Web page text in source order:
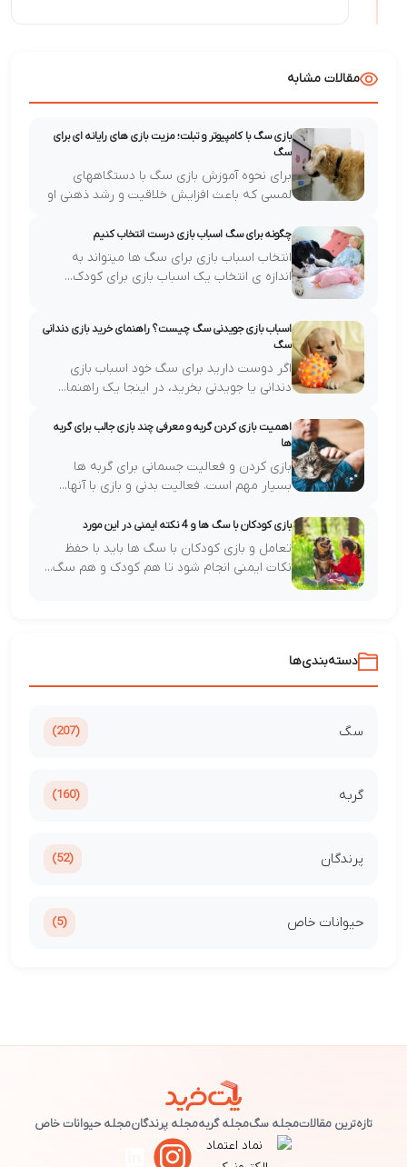
مقالات مشابه
بازی سگ با کامپیوتر و تبلت؛ مزیت بازی های رایانه ای برای
سگ
برای نحوه آموزش بازی سگ با دستگاههای
لمسی که باعث افزایش خلاقیت و رشد ذهنی او
چگونه برای سگ اسباب بازی درست انتخاب کنیم
انتخاب اسباب بازی برای سگ ها میتواند به
اندازه ی انتخاب یک اسباب بازی برای کودک...
اسباب بازی جویدنی سگ چیست؟ راهنمای خرید بازی دندانی
سگ
اگر دوست دارید برای سگ خود اسباب بازی
دندانی یا جویدنی بخرید، در اینجا یک راهنما...
اهمیت بازی کردن گربه و معرفی چند بازی جالب برای گربه
ها
بازی کردن و فعالیت جسمانی برای گربه ها
بسیار مهم است. فعالیت بدنی و بازی با آنها...
بازی کودکان با سگ ها و 4 نکته ایمنی در این مورد
تعامل و بازی کودکان با سگ ها باید با حفظ
نکات ایمنی انجام شود تا هم کودک و هم سگ...
دسته‌بندی‌ها
سگ (207)
گربه (160)
پرندگان (52)
حیوانات خاص (5)
تازه‌ترین مقالاتمجله سگمجله گربهمجله پرندگانمجله حیوانات خاص